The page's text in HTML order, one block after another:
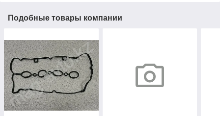
Подобные товары компании